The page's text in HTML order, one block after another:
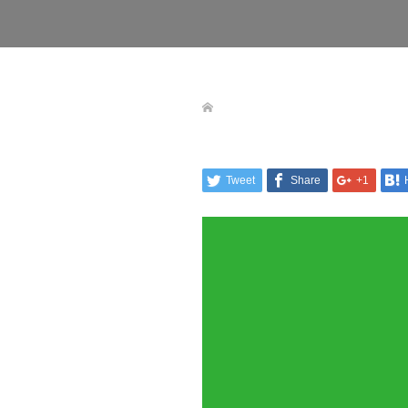
Tweet Share +1